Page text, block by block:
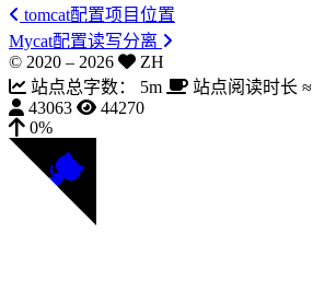
tomcat配置项目位置
Mycat配置读写分离
© 2020 – 2026
ZH
站点总字数：
5m 站点阅读时长 ≈
43063
44270
0%